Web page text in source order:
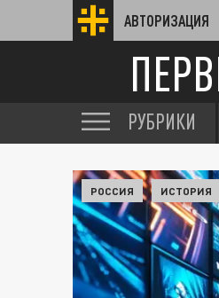
АВТОРИЗАЦИЯ
РУБРИКИ
РОССИЯ ИСТОРИЯ